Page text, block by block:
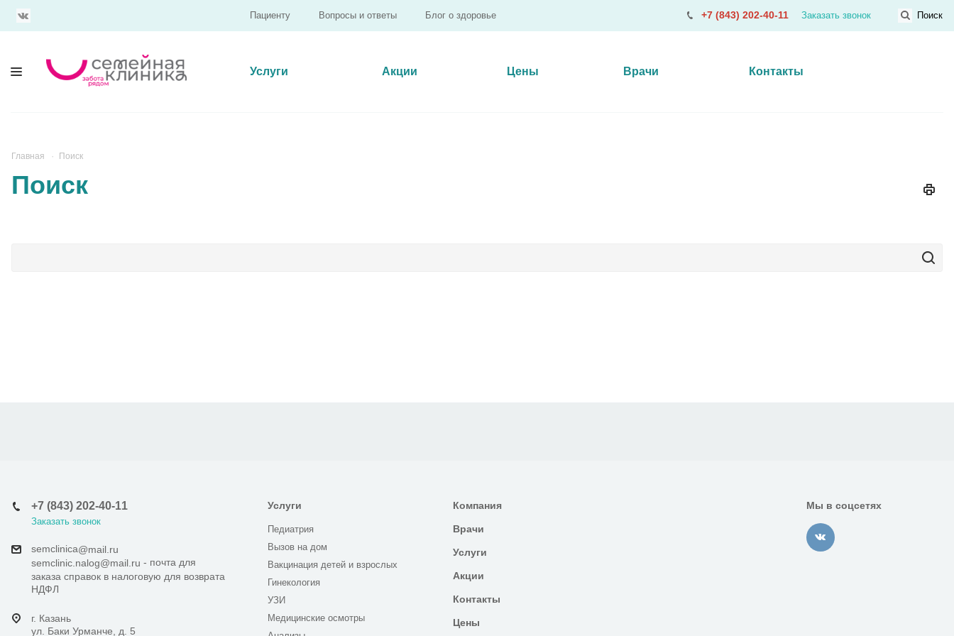
Поиск
Пациенту Вопросы и ответы Блог о здоровье +7 (843) 202-40-11 Заказать звонок
Услуги Акции Цены Врачи Контакты
Главная Поиск
Поиск
+7 (843) 202-40-11
Заказать звонок
semclinica@mail.ru
semclinic.nalog@mail.ru - почта для
заказа справок в налоговую для возврата
НДФЛ
г. Казань
ул. Баки Урманче, д. 5
Услуги
Педиатрия
Вызов на дом
Вакцинация детей и взрослых
Гинекология
УЗИ
Медицинские осмотры
Компания
Врачи
Услуги
Акции
Контакты
Цены
Мы в соцсетях